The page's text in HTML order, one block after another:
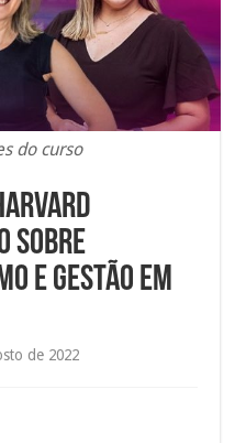
do curso
sobre
e gestão em
de 2022